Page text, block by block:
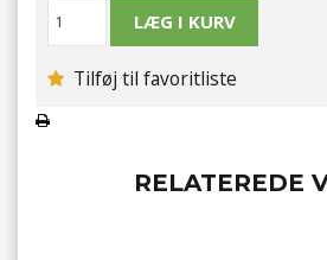
Tilføj til favoritliste
RELATEREDE